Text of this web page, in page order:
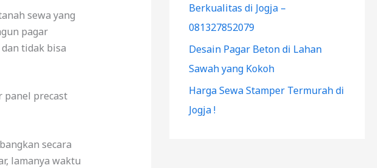
sewa yang
pagar
tidak bisa
panel precast
secara
lamanya waktu
Berkualitas di Jogja –
081327852079
Desain Pagar Beton di Lahan
Sawah yang Kokoh
Harga Sewa Stamper Termurah di
Jogja !